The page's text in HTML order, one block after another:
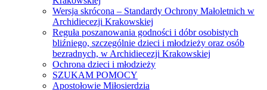
Wersja skrócona – Standardy Ochrony Małoletnich w
Archidiecezji Krakowskiej
Reguła poszanowania godności i dóbr osobistych
bliźniego, szczególnie dzieci i młodzieży oraz osób
bezradnych, w Archidiecezji Krakowskiej
Ochrona dzieci i młodzieży
SZUKAM POMOCY
Apostołowie Miłosierdzia